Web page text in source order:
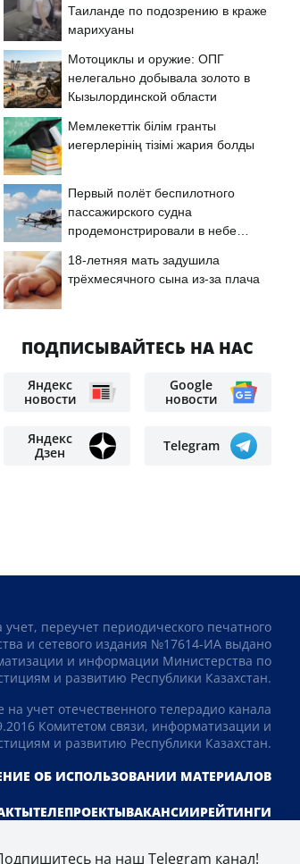
Таиланде по подозрению в краже
марихуаны
Мотоциклы и оружие: ОПГ
нелегально добывала золото в
Кызылординской области
Мемлекеттік білім гранты
иегерлерінің тізімі жария болды
Первый полёт беспилотного
пассажирского судна
продемонстрировали в небе
18-летняя мать задушила
трёхмесячного сына из-за плача
ПОДПИСЫВАЙТЕСЬ НА НАС
Яндекс
новости
Google
новости
Яндекс
Дзен
Telegram
учет, переучет периодического печатного
и сетевого издания №17614-ИА выдано
и информации Министерства по
и развитию Республики Казахстан.
на учет отечественного телерадио канала
Комитетом связи, информатизации и
и развитию Республики Казахстан.
ОБ ИСПОЛЬЗОВАНИИ МАТЕРИАЛОВ
ТЕЛЕПРОЕКТЫВАКАНСИИРЕЙТИНГИ
на наш Telegram канал!